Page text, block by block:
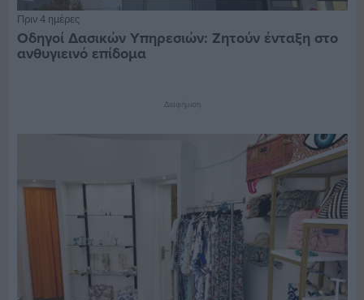
Πριν 4 ημέρες
Οδηγοί Δασικών Υπηρεσιών: Ζητούν ένταξη στο
ανθυγιεινό επίδομα
Διαφήμιση